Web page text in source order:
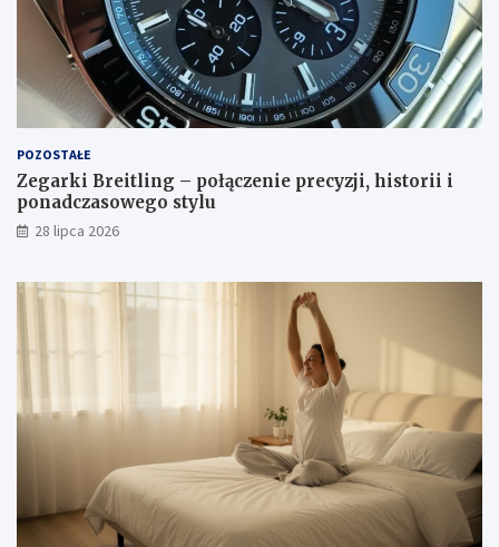
POZOSTAŁE
Zegarki Breitling – połączenie precyzji, historii i
ponadczasowego stylu
28 lipca 2026